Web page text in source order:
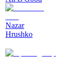
Nazar
Hrushko